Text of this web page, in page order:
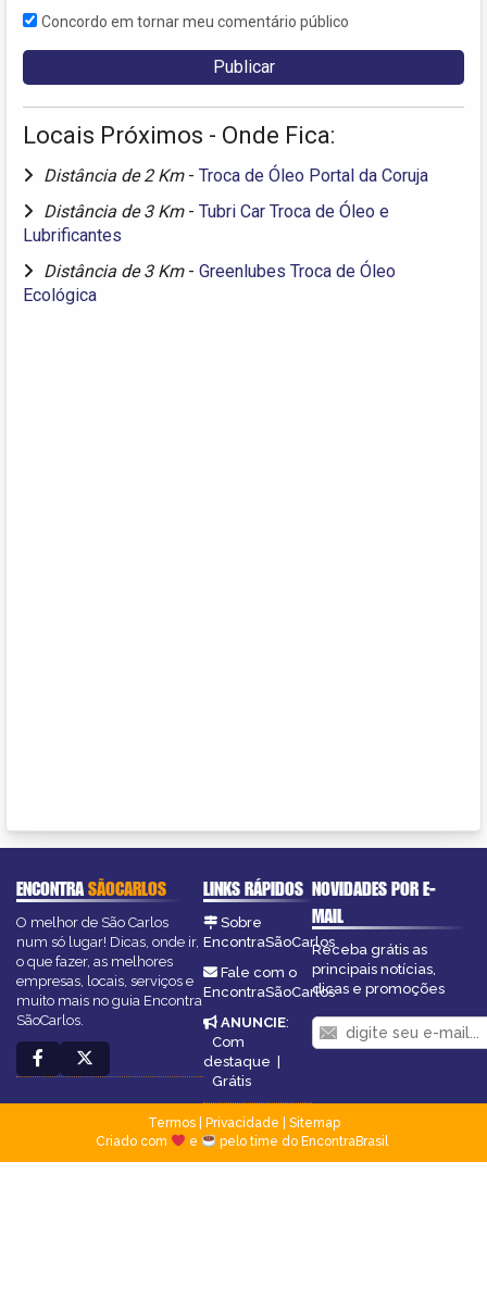
Concordo em tornar meu comentário público
Locais Próximos - Onde Fica:
Distância de 2 Km - Troca de Óleo Portal da Coruja
Distância de 3 Km - Tubri Car Troca de Óleo e
Lubrificantes
Distância de 3 Km - Greenlubes Troca de Óleo
Ecológica
ENCONTRASÃOCARLOS
O melhor de São Carlos
num só lugar! Dicas, onde ir,
o que fazer, as melhores
empresas, locais, serviços e
muito mais no guia Encontra
SãoCarlos.
LINKS RÁPIDOS
Sobre
EncontraSãoCarlos
Fale com o
EncontraSãoCarlos
ANUNCIE:
Com
destaque |
Grátis
NOVIDADES POR E-
MAIL
Receba grátis as
principais notícias,
dicas e promoções
Termos| Privacidade
Sitemap
Criado com
e pelo time do EncontraBrasil